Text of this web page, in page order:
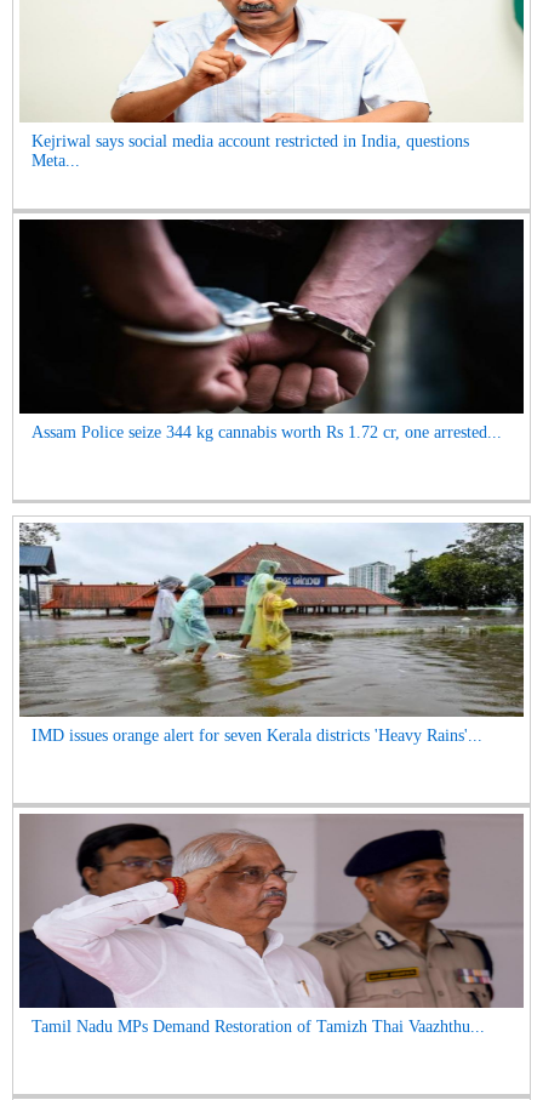
Kejriwal says social media account restricted in India, questions
Meta...
Assam Police seize 344 kg cannabis worth Rs 1.72 cr, one arrested...
IMD issues orange alert for seven Kerala districts 'Heavy Rains'...
Tamil Nadu MPs Demand Restoration of Tamizh Thai Vaazhthu...